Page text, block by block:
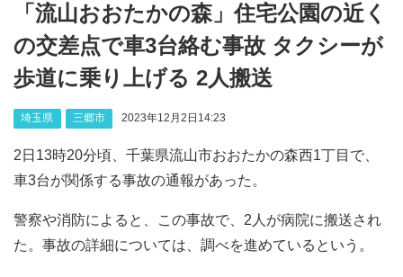
「流山おおたかの森」住宅公園の近く
の交差点で車3台絡む事故 タクシーが
歩道に乗り上げる 2人搬送
埼玉県 三郷市 2023年12月2日14:23
2日13時20分頃、千葉県流山市おおたかの森西1丁目で、
車3台が関係する事故の通報があった。
警察や消防によると、この事故で、2人が病院に搬送され
た。事故の詳細については、調べを進めているという。